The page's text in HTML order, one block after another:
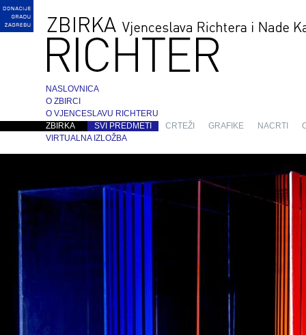
NASLOVNICA
O ZBIRCI
O VJENCESLAVU RICHTERU
ZBIRKA
SVI PREDMETI CRTEŽI GRAFIKE NACRTI
VIRTUALNA IZLOŽBA